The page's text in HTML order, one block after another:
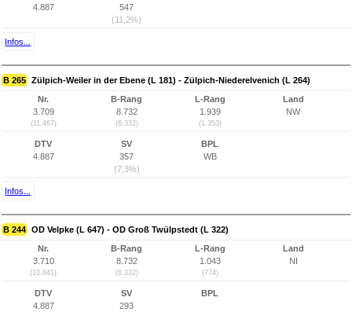
4.887
547
(11,2%)
Infos...
B 265 Zülpich-Weiler in der Ebene (L 181) - Zülpich-Niederelvenich (L 264)
Nr.
3.709
(11.467)
B-Rang
8.732
(6.332)
L-Rang
1.939
(1.353)
Land
NW
DTV
4.887
SV
357
(7,3%)
BPL
WB
Infos...
B 244 OD Velpke (L 647) - OD Groß Twülpstedt (L 322)
Nr.
3.710
(10.841)
B-Rang
8.732
(6.332)
L-Rang
1.043
(774)
Land
NI
DTV
4.887
SV
293
BPL